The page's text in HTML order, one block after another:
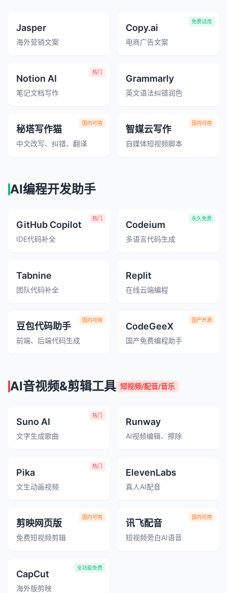
Jasper
海外营销文案
免费试用
Copy.ai
电商广告文案
热门
Notion AI
笔记文档写作
Grammarly
英文语法纠错润色
国内可用
秘塔写作猫
中文改写、纠错、翻译
国内可用
智媒云写作
自媒体短视频脚本
AI编程开发助手
热门
GitHub Copilot
IDE代码补全
永久免费
Codeium
多语言代码生成
Tabnine
团队代码补全
Replit
在线云端编程
国内可用
豆包代码助手
前端、后端代码生成
国产开源
CodeGeeX
国产免费编程助手
AI音视频&剪辑工具 短视频/配音/音乐
热门
Suno AI
文字生成歌曲
Runway
AI视频编辑、擦除
热门
Pika
文生动画视频
ElevenLabs
真人AI配音
国内可用
剪映网页版
免费短视频剪辑
国内可用
讯飞配音
短视频旁白AI语音
全功能免费
CapCut
海外版剪映